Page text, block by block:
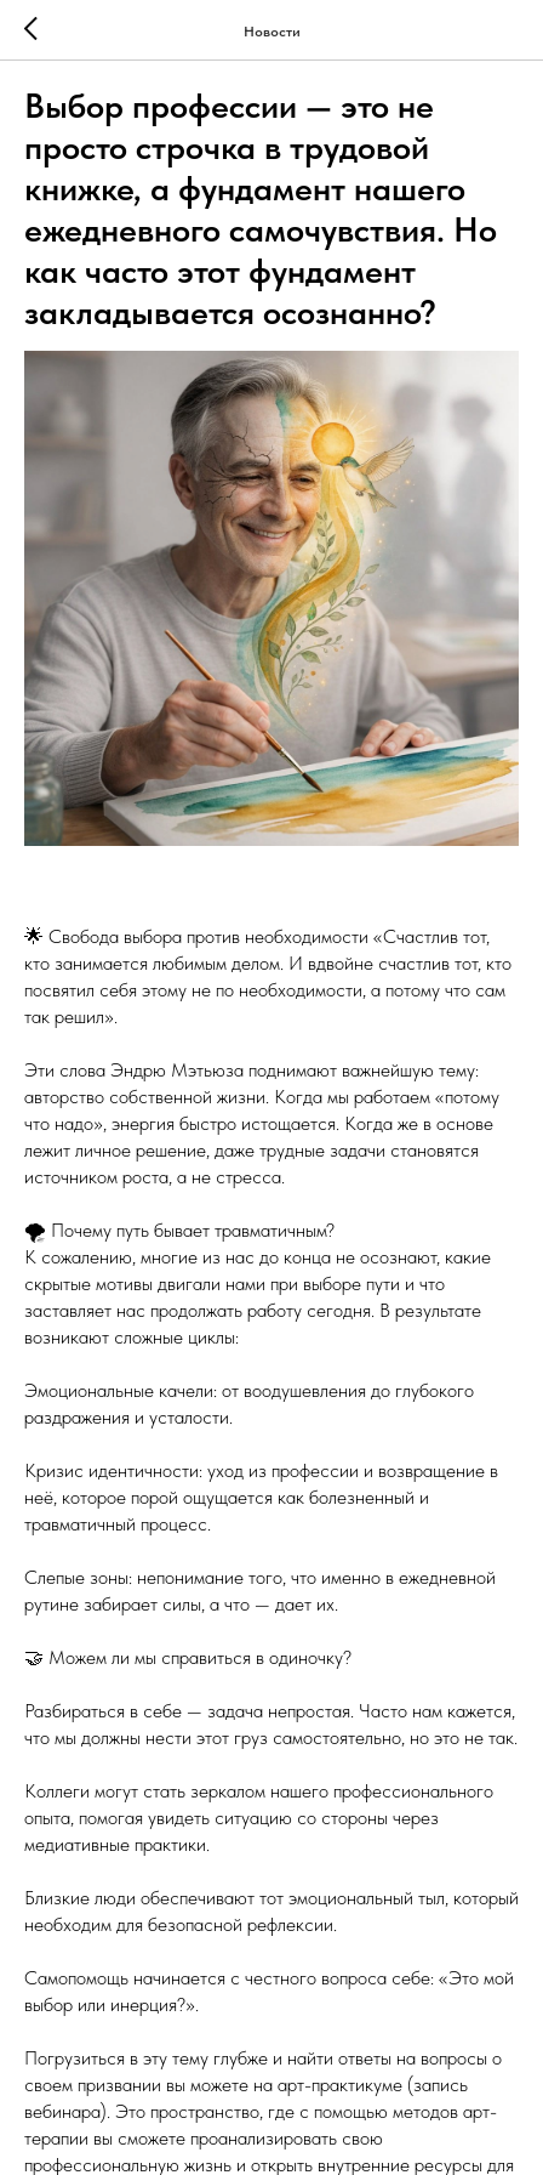
Новости
Выбор профессии — это не
просто строчка в трудовой
книжке, а фундамент нашего
ежедневного самочувствия. Но
как часто этот фундамент
закладывается осознанно?
🌟 Свобода выбора против необходимости «Счастлив тот,
кто занимается любимым делом. И вдвойне счастлив тот, кто
посвятил себя этому не по необходимости, а потому что сам
так решил».
Эти слова Эндрю Мэтьюза поднимают важнейшую тему:
авторство собственной жизни. Когда мы работаем «потому
что надо», энергия быстро истощается. Когда же в основе
лежит личное решение, даже трудные задачи становятся
источником роста, а не стресса.
🌪 Почему путь бывает травматичным?
К сожалению, многие из нас до конца не осознают, какие
скрытые мотивы двигали нами при выборе пути и что
заставляет нас продолжать работу сегодня. В результате
возникают сложные циклы:
Эмоциональные качели: от воодушевления до глубокого
раздражения и усталости.
Кризис идентичности: уход из профессии и возвращение в
неё, которое порой ощущается как болезненный и
травматичный процесс.
Слепые зоны: непонимание того, что именно в ежедневной
рутине забирает силы, а что — дает их.
🤝 Можем ли мы справиться в одиночку?
Разбираться в себе — задача непростая. Часто нам кажется,
что мы должны нести этот груз самостоятельно, но это не так.
Коллеги могут стать зеркалом нашего профессионального
опыта, помогая увидеть ситуацию со стороны через
медиативные практики.
Близкие люди обеспечивают тот эмоциональный тыл, который
необходим для безопасной рефлексии.
Самопомощь начинается с честного вопроса себе: «Это мой
выбор или инерция?».
Погрузиться в эту тему глубже и найти ответы на вопросы о
своем призвании вы можете на арт-практикуме (запись
вебинара). Это пространство, где с помощью методов арт-
терапии вы сможете проанализировать свою
профессиональную жизнь и открыть внутренние ресурсы для